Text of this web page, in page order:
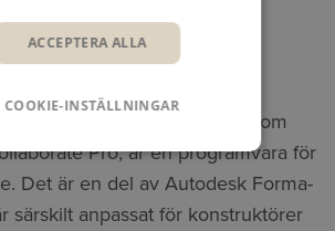
DESIGN
Collaboration, tidigare känt som
Pro, är en programvara för
Det är en del av Autodesk Forma-
särskilt anpassat för konstruktörer
ACCEPTERA ALLA
COOKIE-INSTÄLLNINGAR